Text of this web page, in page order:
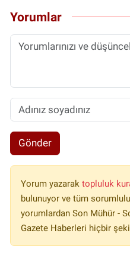
Yorumlar
Gönder
Yorum yazarak topluluk
bulunuyor ve tüm
yorumlardan Son Mühür -
Gazete Haberleri hiçbir